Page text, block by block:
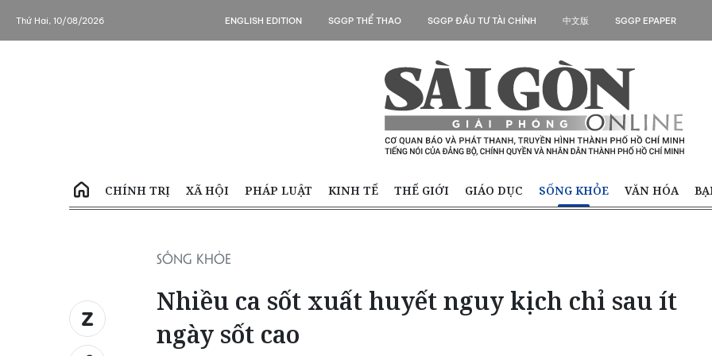
Thứ Hai, 10/08/2026 ENGLISH EDITION SGGP THỂ THAO SGGP ĐẦU TƯ TÀI CHÍNH 中文版 SGGP EPAPER
CHÍNH TRỊ XÃ HỘI PHÁP LUẬT KINH TẾ THẾ GIỚI GIÁO DỤC SỐNG KHỎE VĂN HÓA
SỐNG KHỎE
Nhiều ca sốt xuất huyết nguy kịch chỉ sau ít
ngày sốt cao